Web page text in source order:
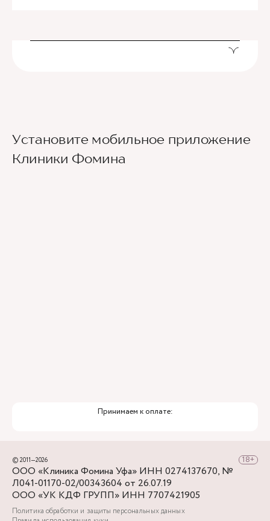
Установите мобильное приложение
Клиники Фомина
Принимаем к оплате:
© 2011—2026
ООО «Клиника Фомина Уфа» ИНН 0274137670, №
Л041-01170-02/00343604 от 26.07.19
ООО «УК КДФ ГРУПП» ИНН 7707421905
Политика обработки и защиты персональных данных